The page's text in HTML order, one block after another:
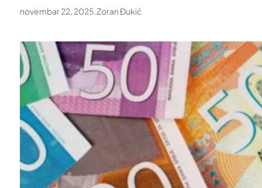
novembar 22, 2025.Zoran Đukić